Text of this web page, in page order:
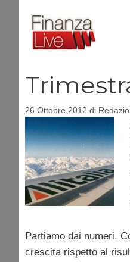
contenuto
26 Ottobre 2012 di
Partiamo dai numeri.
crescita rispetto al